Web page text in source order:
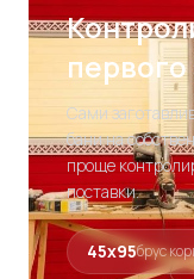
первого
Сами
бани на
проще
поставки.
45х95брус